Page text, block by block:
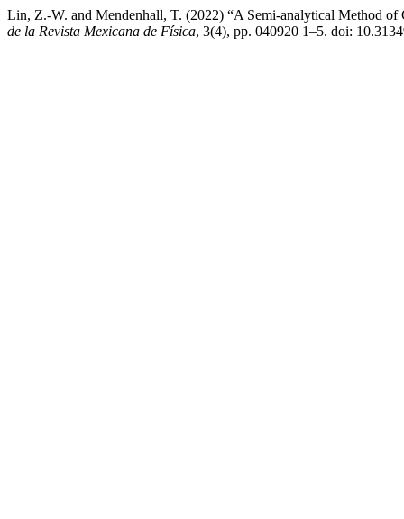
Lin, Z.-W. and Mendenhall, T. (2022) “A Semi-analytical Method
de la Revista Mexicana de Física, 3(4), pp. 040920 1–5. doi: